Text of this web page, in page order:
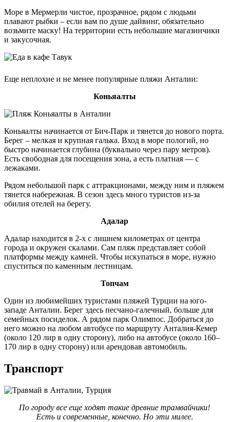
Море в Мермерли чистое, прозрачное, рядом с людьми
плавают рыбки – если вам по душе дайвинг, обязательно
возьмите маску! На территории есть небольшие магазинчики
и закусочная.
Еще неплохие и не менее популярные пляжи Анталии:
Коньяалты
Коньяалты начинается от Бич-Парк и тянется до нового порта.
Берег – мелкая и крупная галька. Вход в море пологий, но
быстро начинается глубина (буквально через пару метров).
Есть свободная для посещения зона, а есть платная — с
лежаками.
Рядом небольшой парк с аттракционами, между ним и пляжем
тянется набережная. В сезон здесь много туристов из-за
обилия отелей на берегу.
Адалар
Адалар находится в 2-х с лишнем километрах от центра
города и окружен скалами. Сам пляж представляет собой
платформы между камней. Чтобы искупаться в море, нужно
спуститься по каменным лестницам.
Топчам
Один из любимейших туристами пляжей Турции на юго-
западе Анталии. Берег здесь песчано-галечный, больше для
семейных посиделок. А рядом парк Олимпос. Добраться до
него можно на любом автобусе по маршруту Анталия-Кемер
(около 120 лир в одну сторону), либо на автобусе (около 160–
170 лир в одну сторону) или арендовав автомобиль.
Транспорт
По городу все еще ходят такие древние трамвайчики!
Есть и современные, конечно. Но эти милее.